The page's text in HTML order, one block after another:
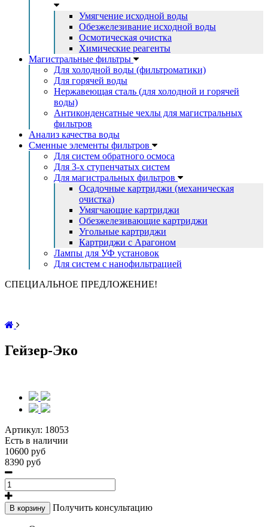
Умягчение исходной воды
Обезжелезивание исходной воды
Осмотическая очистка
Химические реагенты
Магистральные фильтры
Для холодной воды (фильтроматики)
Для горячей воды
Нержавеющая сталь (для холодной и горячей
воды)
Антиконденсатные чехлы для магистральных
фильтров
Анализ качества воды
Сменные элементы фильтров
Для систем обратного осмоса
Для 3-х ступенчатых систем
Для магистральных фильтров
Осадочные картриджи (механическая
очистка)
Умягчающие картриджи
Обезжелезивающие картриджи
Угольные картриджи
Картриджи с Арагоном
Лампы для УФ установок
Для систем с нанофильтрацией
СПЕЦИАЛЬНОЕ ПРЕДЛОЖЕНИЕ!
Гейзер-Эко
Артикул: 18053
Есть в наличии
10600 руб
8390 руб
В корзину Получить консультацию